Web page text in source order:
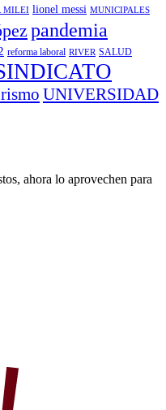
MILEI lionel messi MUNICIPALES
pandemia
reforma laboral RIVER SALUD
UNIVERSIDAD
ahora lo aprovechen para